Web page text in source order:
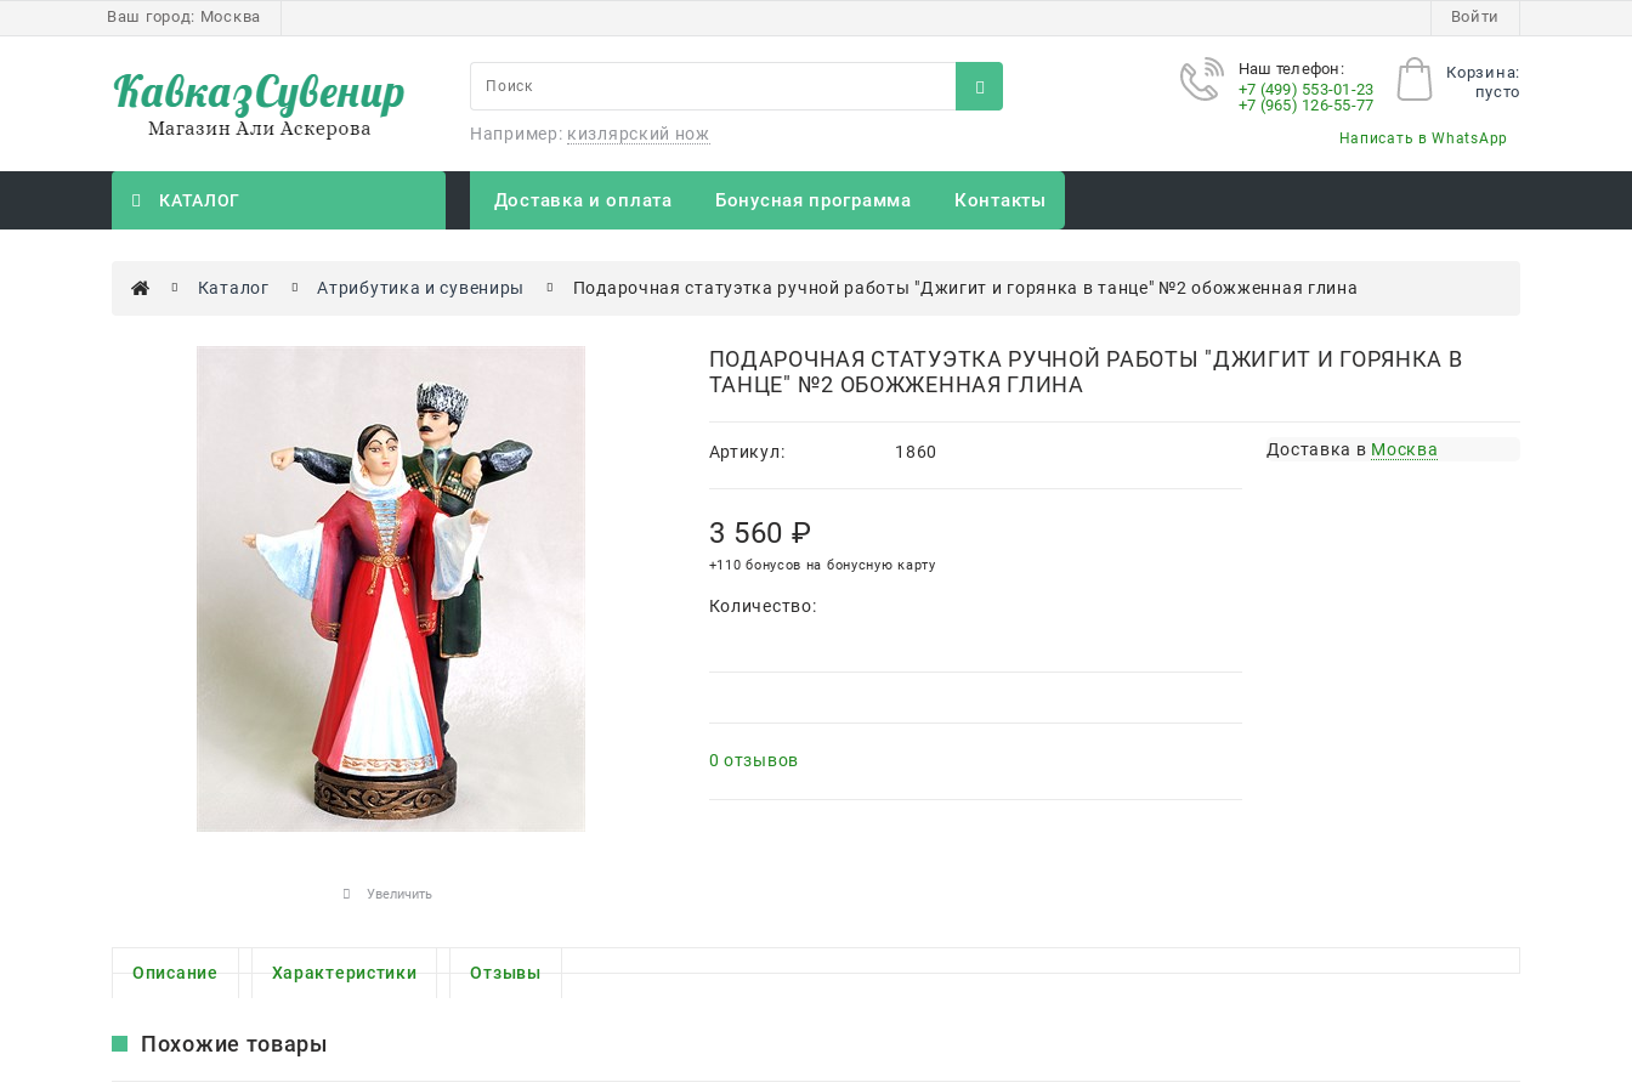
Ваш город: Москва Войти
Например: кизлярский нож
Корзина:
пусто
Наш телефон:
+7 (499) 553-01-23
+7 (965) 126-55-77
Написать в WhatsApp
КАТАЛОГ Доставка и оплата Бонусная программа Контакты
Каталог Атрибутика и сувениры Подарочная статуэтка ручной работы "Джигит и горянка в танце" №2 обожженная глина
Увеличить
ПОДАРОЧНАЯ СТАТУЭТКА РУЧНОЙ РАБОТЫ "ДЖИГИТ И ГОРЯНКА В
ТАНЦЕ" №2 ОБОЖЖЕННАЯ ГЛИНА
Артикул: 1860
3 560 ₽
+110 бонусов на бонусную карту
Количество:
0 отзывов
Доставка в Москва
Описание Характеристики Отзывы
Похожие товары